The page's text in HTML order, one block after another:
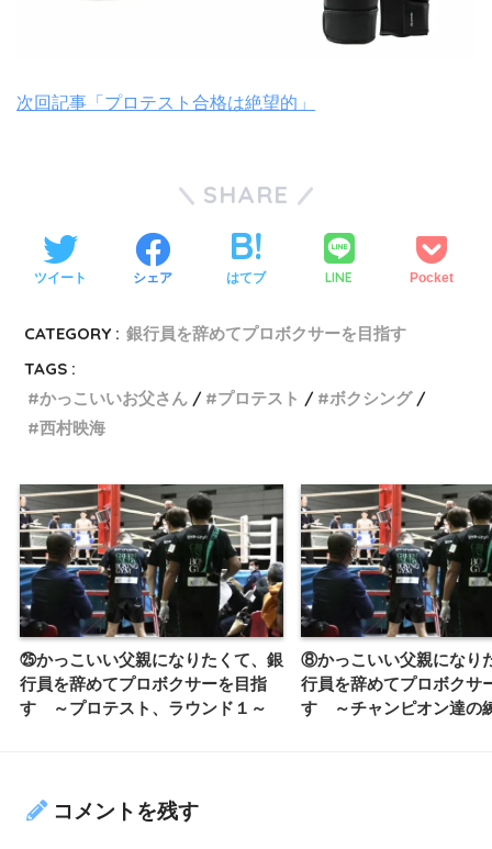
次回記事「プロテスト合格は絶望的」
SHARE
ツイート シェア はてブ LINE Pocket
CATEGORY : 銀行員を辞めてプロボクサーを目指す
TAGS :
かっこいいお父さん
プロテスト
ボクシング
西村映海
㉕かっこいい父親になりたくて、銀
行員を辞めてプロボクサーを目指
す ～プロテスト、ラウンド１～
⑧かっこいい父親になり
行員を辞めてプロボクサ
す ～チャンピオン達の
コメントを残す